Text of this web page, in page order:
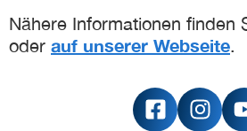
Nähere Informationen finden
oder auf unserer Webseite.